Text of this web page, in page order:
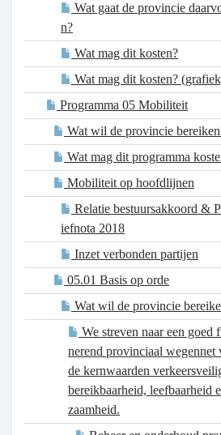
Wat gaat de provincie
n?
Wat mag dit kosten?
Wat mag dit kosten?
Programma 05 Mobiliteit
Wat wil de provincie
Wat mag dit programma
Mobiliteit op hoofdlijnen
Relatie bestuursakkoord &
iefnota 2018
Inzet verbonden partijen
05.01 Basis op orde
Wat wil de provincie
We streven naar een goed
nerend provinciaal wegennet
de kernwaarden
bereikbaarheid, leefbaarheid
zaamheid.